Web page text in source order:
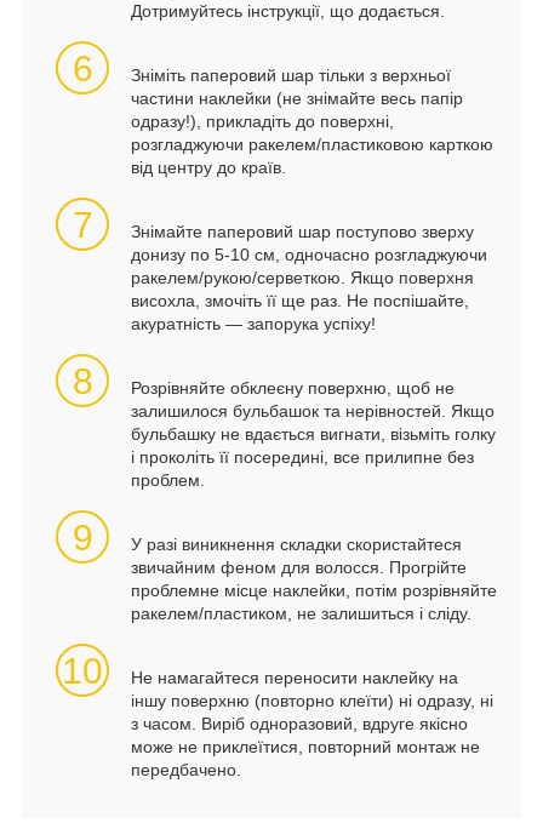
Дотримуйтесь інструкції, що додається.
6
Зніміть паперовий шар тільки з верхньої
частини наклейки (не знімайте весь папір
одразу!), прикладіть до поверхні,
розгладжуючи ракелем/пластиковою карткою
від центру до країв.
7
Знімайте паперовий шар поступово зверху
донизу по 5-10 см, одночасно розгладжуючи
ракелем/рукою/серветкою. Якщо поверхня
висохла, змочіть її ще раз. Не поспішайте,
акуратність — запорука успіху!
8
Розрівняйте обклеєну поверхню, щоб не
залишилося бульбашок та нерівностей. Якщо
бульбашку не вдається вигнати, візьміть голку
і проколіть її посередині, все прилипне без
проблем.
9
У разі виникнення складки скористайтеся
звичайним феном для волосся. Прогрійте
проблемне місце наклейки, потім розрівняйте
ракелем/пластиком, не залишиться і сліду.
10
Не намагайтеся переносити наклейку на
іншу поверхню (повторно клеїти) ні одразу, ні
з часом. Виріб одноразовий, вдруге якісно
може не приклеїтися, повторний монтаж не
передбачено.